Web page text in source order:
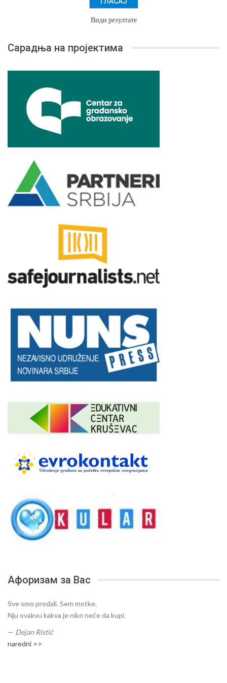
Види резултате
Сарадња на пројектима
Афоризам за Вас
Sve smo prodali. Sem motke.
Nju ovakvu kakva je niko neće da kupi.
— Dejan Ristić
naredni >>